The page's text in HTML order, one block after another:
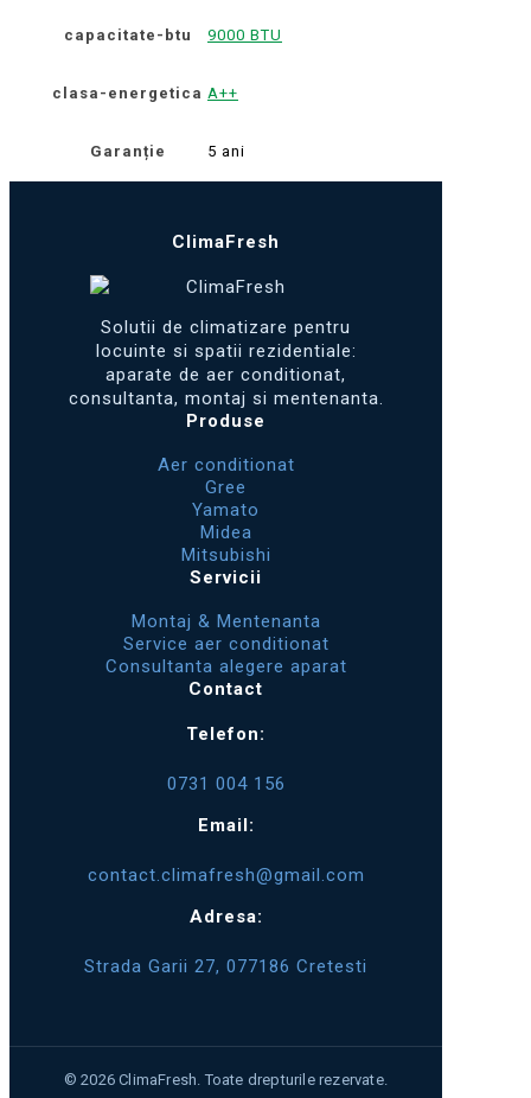
capacitate-btu 9000 BTU
clasa-energetica A++
Garanție 5 ani
ClimaFresh
Solutii de climatizare pentru
locuinte si spatii rezidentiale:
aparate de aer conditionat,
consultanta, montaj si mentenanta.
Produse
Aer conditionat
Gree
Yamato
Midea
Mitsubishi
Servicii
Montaj & Mentenanta
Service aer conditionat
Consultanta alegere aparat
Contact
Telefon:
0731 004 156
Email:
contact.climafresh@gmail.com
Adresa:
Strada Garii 27, 077186 Cretesti